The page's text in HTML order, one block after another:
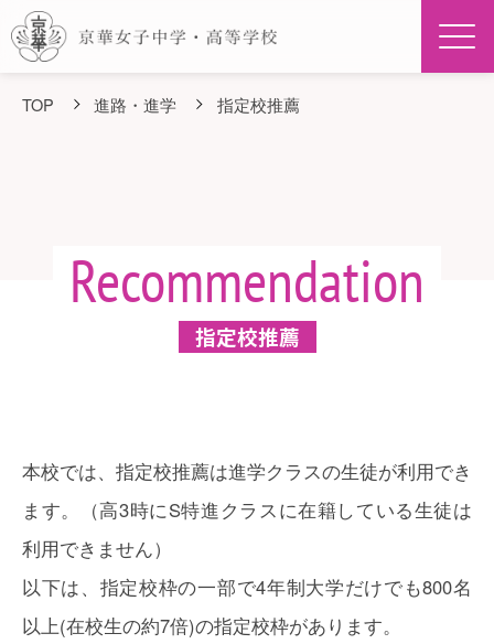
TOP 進路・進学 指定校推薦
Recommendation
指定校推薦
本校では、指定校推薦は進学クラスの生徒が利用でき
ます。（高3時にS特進クラスに在籍している生徒は
利用できません）
以下は、指定校枠の一部で4年制大学だけでも800名
以上(在校生の約7倍)の指定校枠があります。